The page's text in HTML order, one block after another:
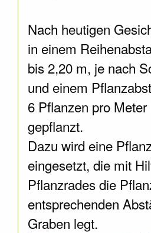
Nach heutigen
in einem
bis 2,20 m, je nach
und einem
6 Pflanzen pro
gepflanzt.
Dazu wird eine
eingesetzt, die mit
Pflanzrades die
entsprechenden
Graben legt.